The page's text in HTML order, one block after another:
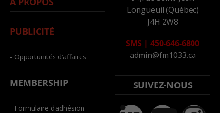
PUBLICITÉ
- Opportunités d’affaires
MEMBERSHIP
- Formulaire d’adhésion
Longueuil (Québec)
J4H 2W8
SMS | 450-646-6800
admin@fm1033.ca
SUIVEZ-NOUS